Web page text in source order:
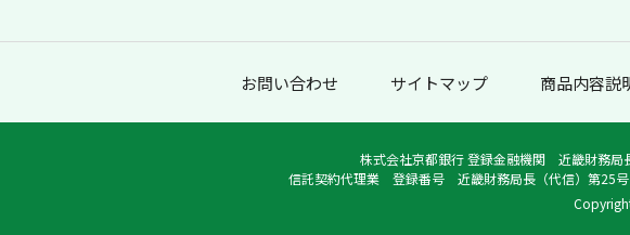
お問い合わせ サイトマップ 商品内容説
株式会社京都銀行 登録金融機関 近畿財務
信託契約代理業 登録番号 近畿財務局長（代信）第25